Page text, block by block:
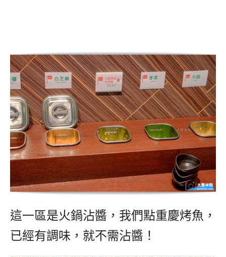
這一區是火鍋沾醬，我們點重慶烤魚，
已經有調味，就不需沾醬！